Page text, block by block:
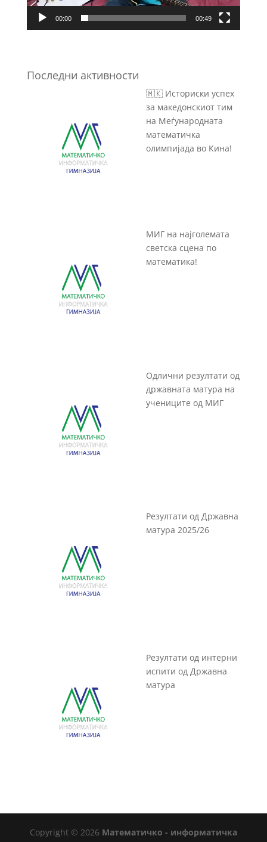
00:00 00:49
Последни активности
🇲🇰 Историски успех
за македонскиот тим
на Меѓународната
математичка
олимпијада во Кина!
МИГ на најголемата
светска сцена по
математика!
Одлични резултати од
државната матура на
учениците од МИГ
Резултати од Државна
матура 2025/26
Резултати од интерни
испити од Државна
матура
Copyright © 2026 Математичко - информатичка